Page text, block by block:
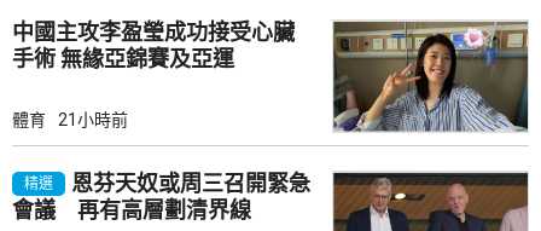
中國主攻李盈瑩成功接受心臟
手術 無緣亞錦賽及亞運
體育 21小時前
精選
恩芬天奴或周三召開緊急
會議 再有高層劃清界線